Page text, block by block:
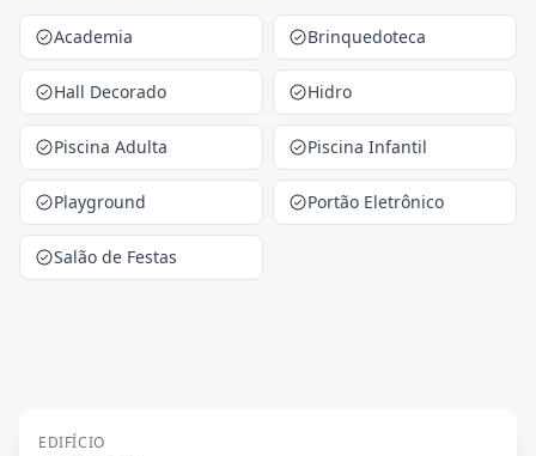
Academia Brinquedoteca
Hall Decorado Hidro
Piscina Adulta Piscina Infantil
Playground Portão Eletrônico
Salão de Festas
EDIFÍCIO